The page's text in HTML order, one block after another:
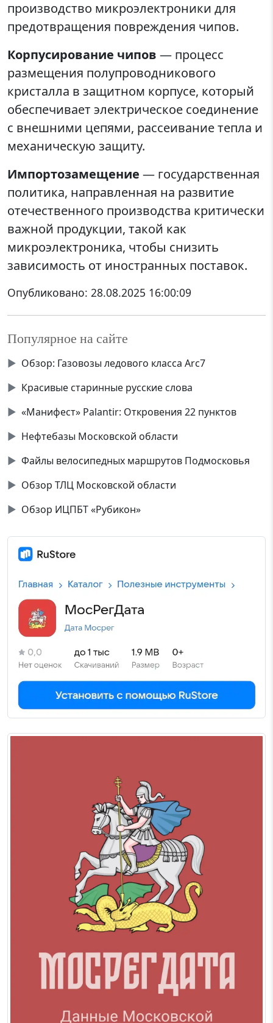
производство микроэлектроники для
предотвращения повреждения чипов.
Корпусирование чипов — процесс
размещения полупроводникового
кристалла в защитном корпусе, который
обеспечивает электрическое соединение
с внешними цепями, рассеивание тепла и
механическую защиту.
Импортозамещение — государственная
политика, направленная на развитие
отечественного производства критически
важной продукции, такой как
микроэлектроника, чтобы снизить
зависимость от иностранных поставок.
Опубликовано: 28.08.2025 16:00:09
Популярное на сайте
▶ Обзор: Газовозы ледового класса Аrc7
▶ Красивые старинные русские слова
▶ «Манифест» Palantir: Откровения 22 пунктов
▶ Нефтебазы Московской области
▶ Файлы велосипедных маршрутов Подмосковья
▶ Обзор ТЛЦ Московской области
▶ Обзор ИЦПБТ «Рубикон»